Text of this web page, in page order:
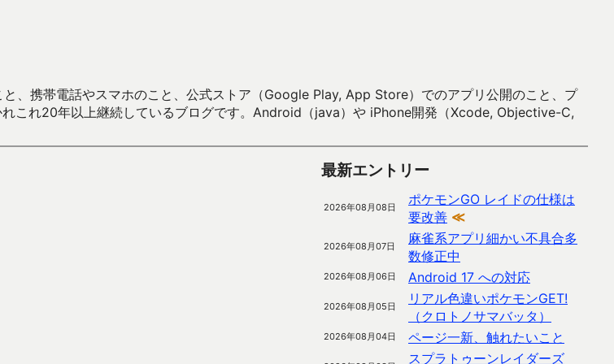
、携帯電話やスマホのこと、公式ストア（Google Play, App Store）でのアプリ公開のこと、プ
これ20年以上継続しているブログです。Android（java）や iPhone開発（Xcode, Objective-C,
最新エントリー
2026年08月08日
ポケモンGO レイドの仕様は
要改善 ≪
2026年08月07日
麻雀系アプリ細かい不具合多
数修正中
2026年08月06日 Android 17 への対応
2026年08月05日
リアル色違いポケモンGET!
（クロトノサマバッタ）
2026年08月04日 ページ一新、触れたいこと
スプラトゥーンレイダーズ